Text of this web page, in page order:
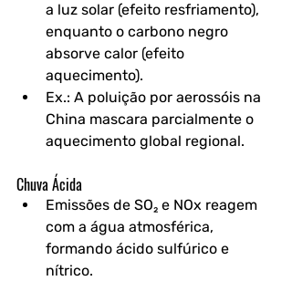
a luz solar (efeito resfriamento),
enquanto o carbono negro
absorve calor (efeito
aquecimento).
Ex.: A poluição por aerossóis na
China mascara parcialmente o
aquecimento global regional.
Chuva Ácida
Emissões de SO₂ e NOx reagem
com a água atmosférica,
formando ácido sulfúrico e
nítrico.